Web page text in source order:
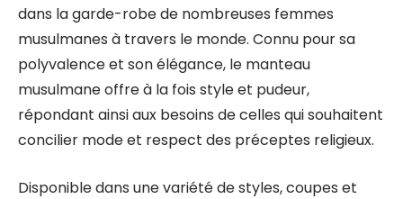
dans la garde-robe de nombreuses femmes
musulmanes à travers le monde. Connu pour sa
polyvalence et son élégance, le manteau
musulmane offre à la fois style et pudeur,
répondant ainsi aux besoins de celles qui souhaitent
concilier mode et respect des préceptes religieux.
Disponible dans une variété de styles, coupes et